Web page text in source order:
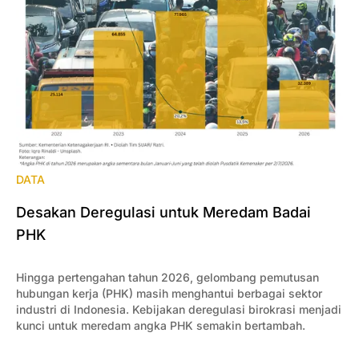
DATA
Desakan Deregulasi untuk Meredam Badai
PHK
Hingga pertengahan tahun 2026, gelombang pemutusan
hubungan kerja (PHK) masih menghantui berbagai sektor
industri di Indonesia. Kebijakan deregulasi birokrasi menjadi
kunci untuk meredam angka PHK semakin bertambah.